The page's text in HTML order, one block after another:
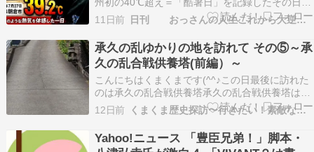
州初の40℃超え＝「酷暑日」を記録したその日、
私は朝倉市で39.2℃を体感しました 偶然にもその
日、私は、日田市に隣接する福岡県朝倉市を訪れ
ており、39.2℃という猛烈な暑さを体験していま
した。 実際に39.2℃の世界を体験すると…
11日前 日刊 おっさんの人生これから大逆転だぜえ！
承久の乱ゆかりの地を訪れて その⑤～承
久の乱合戦供養塔(前編）～
こんにちはくまくまです(^^♪この日最後に訪れた
のは承久の乱合戦供養塔承久の乱合戦供養塔は矢
熊山（前渡不動山）の中腹にあるので県道95号線
（木曽川街道）沿いの前渡不動山の駐車場にやっ
て来た…写真を撮ってなかったことに気づくくま
くま駐車場脇に(・・?この坂道を発見!!登って行
12日前 くまくま歴史探訪〜行きたい！素敵なジャパネスク〜
Yahoo!ニュース 「豊臣兄弟！」脚本・